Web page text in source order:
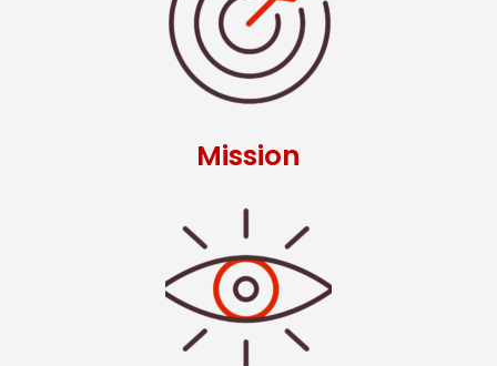
Mission